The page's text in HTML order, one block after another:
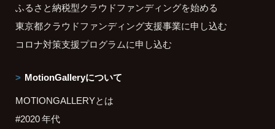
ふるさと納税型クラウドファンディングを始める
東京都クラウドファンディング支援事業に申し込む
コロナ対策支援プログラムに申し込む
MotionGalleryについて
MOTIONGALLERYとは
#2020 年代